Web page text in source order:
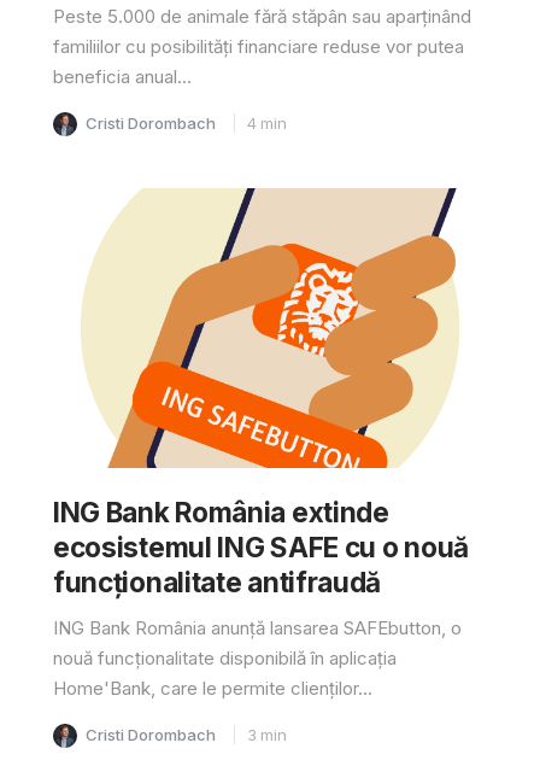
Peste 5.000 de animale fără stăpân sau aparținând
familiilor cu posibilități financiare reduse vor putea
beneficia anual...
Cristi Dorombach 4 min
ING Bank România extinde
ecosistemul ING SAFE cu o nouă
funcționalitate antifraudă
ING Bank România anunță lansarea SAFEbutton, o
nouă funcționalitate disponibilă în aplicația
Home'Bank, care le permite clienților...
Cristi Dorombach 3 min